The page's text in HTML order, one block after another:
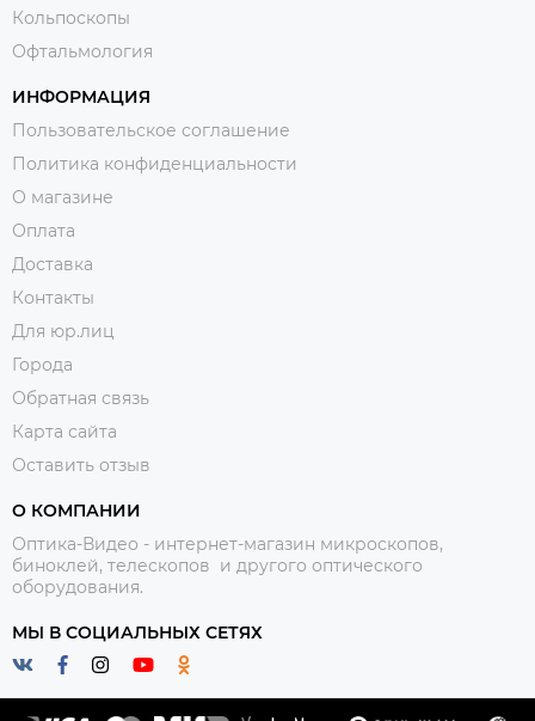
Кольпоскопы
Офтальмология
ИНФОРМАЦИЯ
Пользовательское соглашение
Политика конфиденциальности
О магазине
Оплата
Доставка
Контакты
Для юр.лиц
Города
Обратная связь
Карта сайта
Оставить отзыв
О КОМПАНИИ
Оптика-Видео - интернет-магазин микроскопов,
биноклей, телескопов и другого оптического
оборудования.
МЫ В СОЦИАЛЬНЫХ СЕТЯХ